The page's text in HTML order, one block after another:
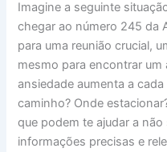
Imagine a seguinte
chegar ao número 245 da
para uma reunião crucial,
mesmo para encontrar um
ansiedade aumenta a
caminho? Onde
que podem te ajudar a
informações precisas e